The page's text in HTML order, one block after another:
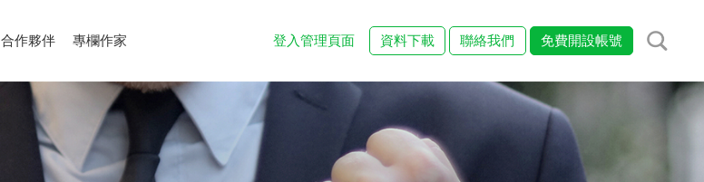
合作夥伴 專欄作家 登入管理頁面 資料下載 聯絡我們 免費開設帳號